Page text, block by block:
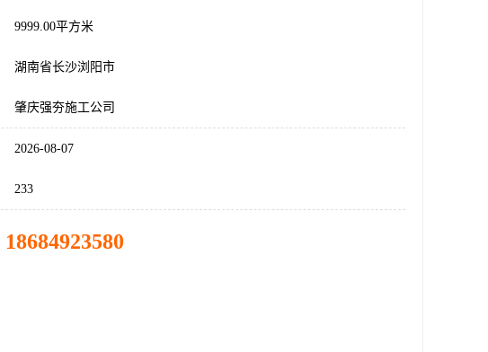
9999.00平方米
湖南省长沙浏阳市
肇庆强夯施工公司
2026-08-07
233
18684923580